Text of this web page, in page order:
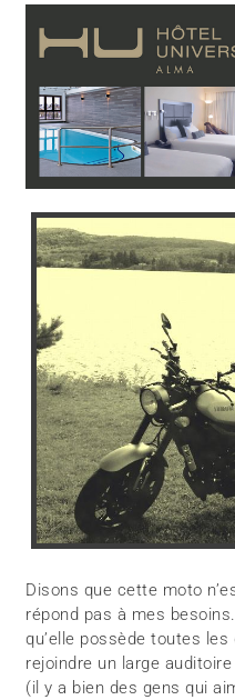
Disons que cette moto
répond pas à mes
qu’elle possède toutes
rejoindre un large
(il y a bien des gens qui